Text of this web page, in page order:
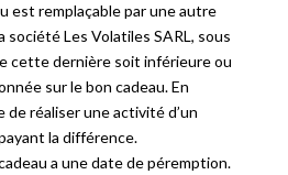
est remplaçable par une autre
Les Volatiles SARL, sous
cette dernière soit inférieure ou
sur le bon cadeau. En
de réaliser une activité d’un
la différence.
a une date de péremption.